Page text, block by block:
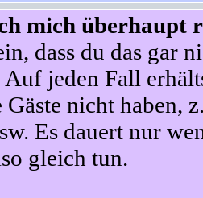
mich überhaupt
dass du das gar
jeden Fall
nicht haben,
Es dauert nur
gleich tun.